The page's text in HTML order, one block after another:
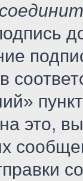
это,